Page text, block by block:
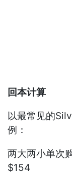
回本计算
以最常见的
例：
两大两小单次
$154